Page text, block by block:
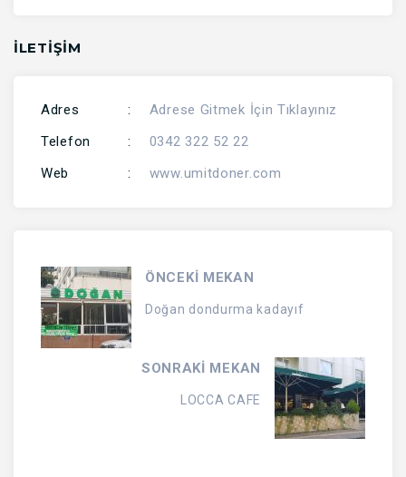
İLETİŞİM
Adres :
Adrese Gitmek İçin Tıklayınız
Telefon
:
0342 322 52 22
Web
: www.umitdoner.com
ÖNCEKİ MEKAN
Doğan dondurma kadayıf
SONRAKİ MEKAN
LOCCA CAFE